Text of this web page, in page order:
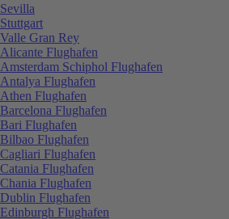
Sevilla
Stuttgart
Valle Gran Rey
Alicante Flughafen
Amsterdam Schiphol Flughafen
Antalya Flughafen
Athen Flughafen
Barcelona Flughafen
Bari Flughafen
Bilbao Flughafen
Cagliari Flughafen
Catania Flughafen
Chania Flughafen
Dublin Flughafen
Edinburgh Flughafen